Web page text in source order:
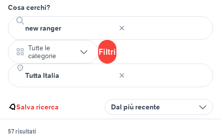
Cosa cerchi?
Tutte le
categorie
Filtri
Salva ricerca Dal più recente
57 risultati